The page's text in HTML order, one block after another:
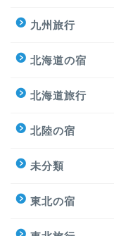
九州旅行
北海道の宿
北海道旅行
北陸の宿
未分類
東北の宿